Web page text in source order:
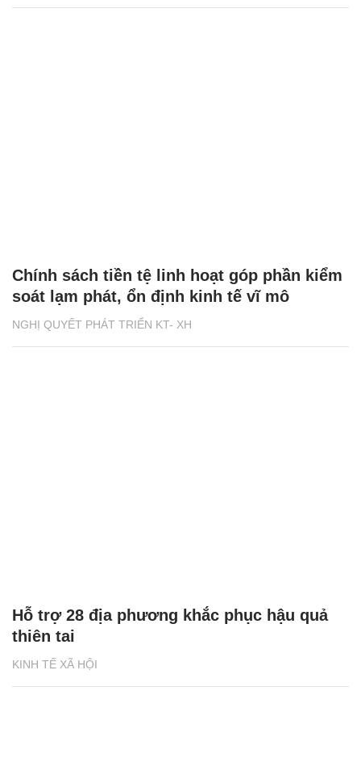
NGHỊ QUYẾT PHÁT TRIỂN KT- XH
Chính sách tiền tệ linh hoạt góp phần kiểm
soát lạm phát, ổn định kinh tế vĩ mô
KINH TẾ XÃ HỘI
Hỗ trợ 28 địa phương khắc phục hậu quả
thiên tai